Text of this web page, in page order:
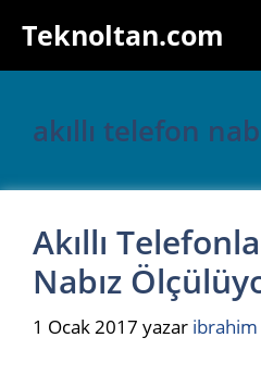
atlaTeknoltan.com
akıllı telefon
Akıllı
Nabız
1 Ocak 2017 yazar ibrahim